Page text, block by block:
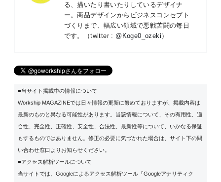
る、描いたり書いたりしているデザイナ
ー。商品デザインからビジネスコンセプト
づくりまで、幅広い領域で悪戦苦闘の毎日
です。（twitter : @Koge0_ozeki ）
■当サイト掲載中の情報について
Workship MAGAZINEでは日々情報の更新に努めておりますが、掲載内容は
最新のものと異なる可能性があります。当該情報について、その有用性、適
合性、完全性、正確性、安全性、合法性、最新性等について、いかなる保証
もするものではありません。修正の必要に気づかれた場合は、サイト下の問
い合わせ窓口よりお知らせください。
■アクセス解析ツールについて
当サイトでは、Googleによるアクセス解析ツール『Googleアナリティク